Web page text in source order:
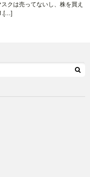
クは売ってないし、株を買え